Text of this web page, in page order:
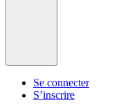
Se connecter
S’inscrire